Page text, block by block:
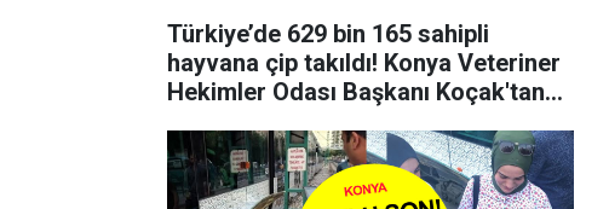
Türkiye’de 629 bin 165 sahipli
hayvana çip takıldı! Konya Veteriner
Hekimler Odası Başkanı Koçak'tan